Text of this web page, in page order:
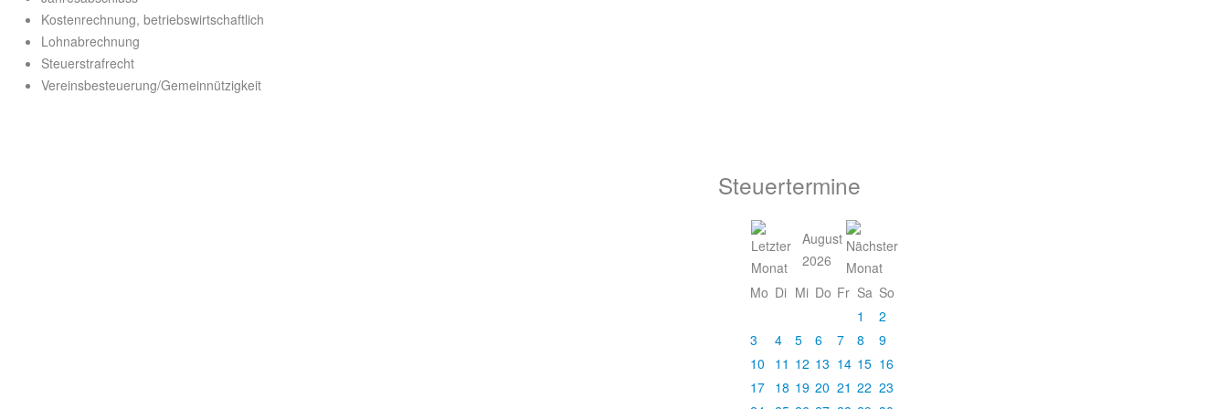
Kostenrechnung, betriebswirtschaftlich
Lohnabrechnung
Steuerstrafrecht
Vereinsbesteuerung/Gemeinnützigkeit
Steuertermine
August
2026
Mo Di Mi Do Fr Sa So
1
2
3
4 5 6 7 8
9
10
11 12 13 14 15 16
17 18 19 20 21 22 23